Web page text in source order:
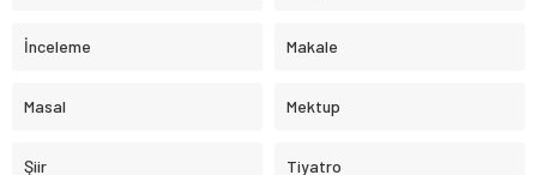
İnceleme Makale
Masal Mektup
Şiir Tiyatro